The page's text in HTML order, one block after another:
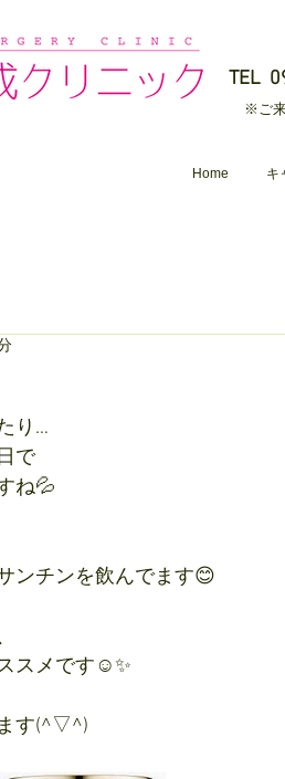
TEL
​※ご
Home キ
り…
で
ね💦
ンチンを飲んでます😊
スメです☺️✨
す(^▽^)